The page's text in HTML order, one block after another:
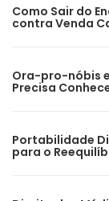
Como Sair do
contra Venda
Ora-pro-nóbis
Precisa
Portabilidade
para o